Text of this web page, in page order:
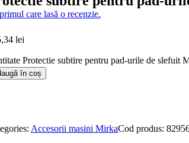
care lasă o recenzie.
lei
Protectie subtire pentru pad-urile de slefuit
în coș
Accesorii masini MirkaCod produs: